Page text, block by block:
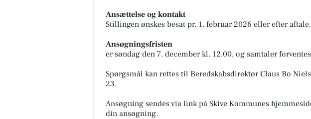
Ansættelse og kontakt
Stillingen ønskes besat pr. 1. februar 2026 eller efter aftale.
Ansøgningsfristen
er søndag den 7. december kl. 12.00, og samtaler
Spørgsmål kan rettes til Beredskabsdirektør Claus Bo
23.
Ansøgning sendes via link på Skive Kommunes
din ansøgning.